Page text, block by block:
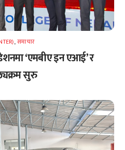
,समाचार
‘एमबीए इन एआई’ र
सुरु